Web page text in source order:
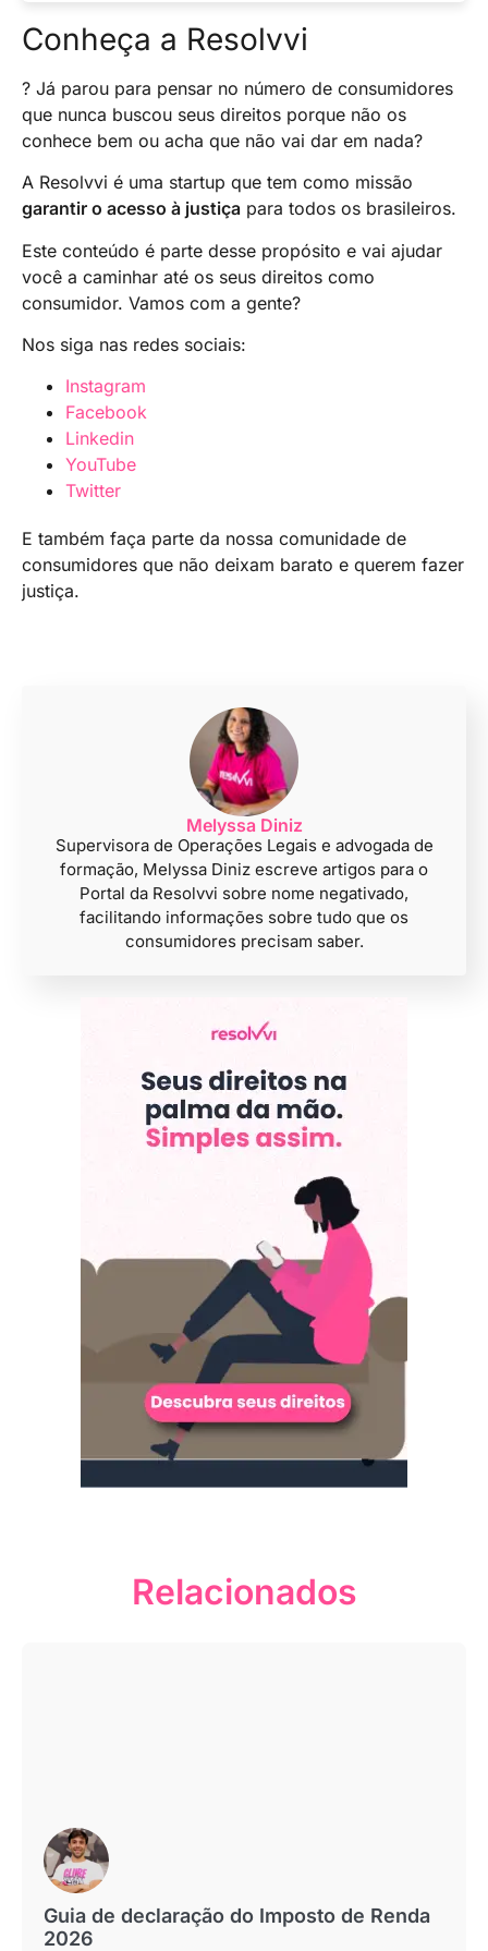
Para encontrar ou descobrir o CPF de uma
pessoa falecida você pode se dirigir a uma
unidade de atendimento da Receita Federal ou
solicitar atendimento por e-mail.
Para isso você precisará portar documentos
que comprovem a sua relação com o falecido.
Conheça a Resolvvi
? Já parou para pensar no número de consumidores
que nunca buscou seus direitos porque não os
conhece bem ou acha que não vai dar em nada?
A Resolvvi é uma startup que tem como missão
garantir o acesso à justiça para todos os brasileiros.
Este conteúdo é parte desse propósito e vai ajudar
você a caminhar até os seus direitos como
consumidor. Vamos com a gente?
Nos siga nas redes sociais:
Instagram
Facebook
Linkedin
YouTube
Twitter
E também faça parte da nossa comunidade de
consumidores que não deixam barato e querem fazer
justiça.
Melyssa Diniz
Supervisora de Operações Legais e advogada de
formação, Melyssa Diniz escreve artigos para o
Portal da Resolvvi sobre nome negativado,
facilitando informações sobre tudo que os
consumidores precisam saber.
Relacionados
Guia de declaração do Imposto de Renda
2026